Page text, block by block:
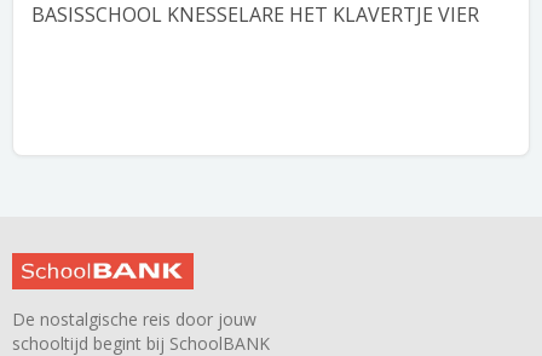
BASISSCHOOL KNESSELARE HET KLAVERTJE VIER
De nostalgische reis door jouw
schooltijd begint bij SchoolBANK